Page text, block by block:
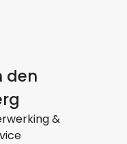
den
&